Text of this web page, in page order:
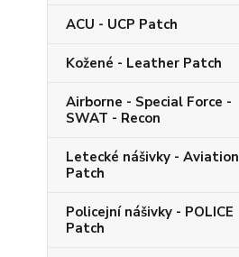
ACU - UCP Patch
Kožené - Leather Patch
Airborne - Special Force -
SWAT - Recon
Letecké nášivky - Aviation
Patch
Policejní nášivky - POLICE
Patch